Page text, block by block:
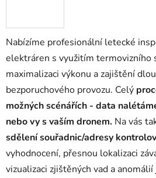
Nabízíme profesionální letecké
elektráren s využitím termovizního
maximalizaci výkonu a zajištění
bezporuchového provozu. Celý
možných scénářích - data
nebo vy s vaším dronem. Na vás
sdělení souřadnic/adresy
vyhodnocení, přesnou lokalizaci
vizualizaci zjištěných vad a